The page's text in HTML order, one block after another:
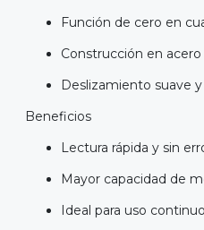
Función de cero en
Construcción en acero
Deslizamiento suave
Beneficios
Lectura rápida y sin
Mayor capacidad de
Ideal para uso